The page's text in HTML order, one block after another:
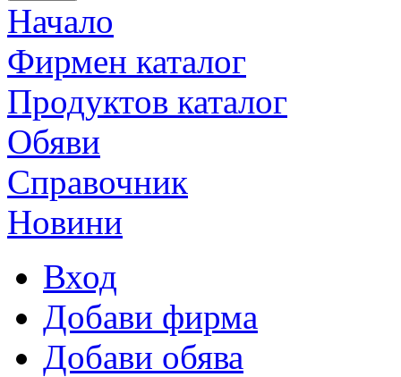
Начало
Фирмен каталог
Продуктoв каталог
Обяви
Справочник
Новини
Вход
Добави фирма
Добави обява